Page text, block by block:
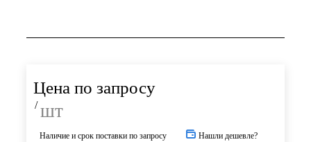
Цена по запросу
/ шт
Наличие и срок поставки по запросу Нашли дешевле?